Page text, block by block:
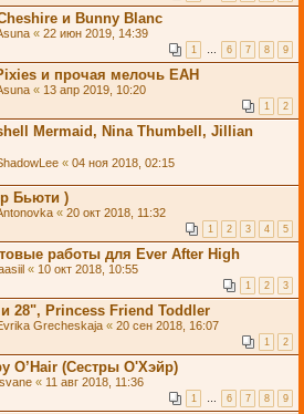
и Bunny Blanc
« 22 июн 2019, 14:39
1 … 6 7 8 9
и прочая мелочь EAH
« 13 апр 2019, 10:20
1 2
Mermaid, Nina Thumbell, Jillian
« 04 ноя 2018, 02:15
Бьюти )
« 20 окт 2018, 11:32
1 2 3 4 5
работы для Ever After High
« 10 окт 2018, 10:55
1 2 3
28", Princess Friend Toddler
Grecheskaja « 20 сен 2018, 16:07
1 2
O’Hair (Сестры О'Хэйр)
« 11 авг 2018, 11:36
1 … 6 7 8 9